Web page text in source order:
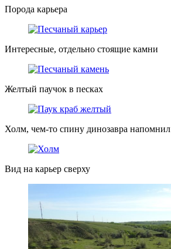
Порода карьера
Интересные, отдельно стоящие камни
Желтый паучок в песках
Холм, чем-то спину динозавра напомнил
Вид на карьер сверху